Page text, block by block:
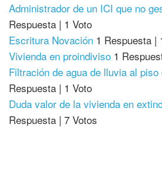
Administrador de un ICI que no
Respuesta | 1 Voto
Escritura Novación 1 Respuesta |
Vivienda en proindiviso 1
Filtración de agua de lluvia al piso
Respuesta | 1 Voto
Duda valor de la vivienda en
Respuesta | 7 Votos